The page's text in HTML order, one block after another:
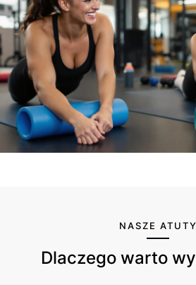
NASZE ATUTY
Dlaczego warto